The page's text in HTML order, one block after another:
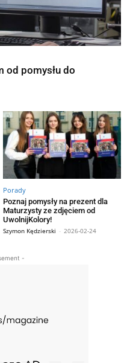
od pomysłu do
Porady
Poznaj pomysły na prezent dla
Maturzysty ze zdjęciem od
UwolnijKolory!
Szymon Kędzierski - 2026-02-24
-